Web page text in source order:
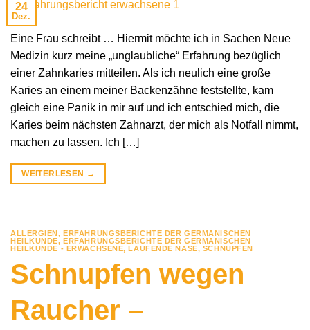
24
Dez.
Eine Frau schreibt … Hiermit möchte ich in Sachen Neue
Medizin kurz meine „unglaubliche“ Erfahrung bezüglich
einer Zahnkaries mitteilen. Als ich neulich eine große
Karies an einem meiner Backenzähne feststellte, kam
gleich eine Panik in mir auf und ich entschied mich, die
Karies beim nächsten Zahnarzt, der mich als Notfall nimmt,
machen zu lassen. Ich […]
WEITERLESEN →
ALLERGIEN,ERFAHRUNGSBERICHTE DER GERMANISCHEN
HEILKUNDE,ERFAHRUNGSBERICHTE DER GERMANISCHEN
HEILKUNDE - ERWACHSENE,LAUFENDE NASE, SCHNUPFEN
Schnupfen wegen
Raucher –